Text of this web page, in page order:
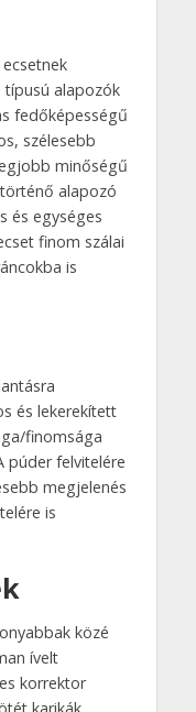
típusú alapozók
fedőképességű
szélesebb
minőségű
alapozó
és egységes
finom szálai
is
és lekerekített
finomsága
púder felvitelére
megjelenés
is
közé
ívelt
korrektor
karikák